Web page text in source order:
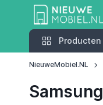
Producten
Producten
NieuweMobiel.NL